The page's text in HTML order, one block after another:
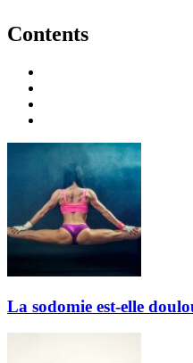
Contents
La sodomie est-elle